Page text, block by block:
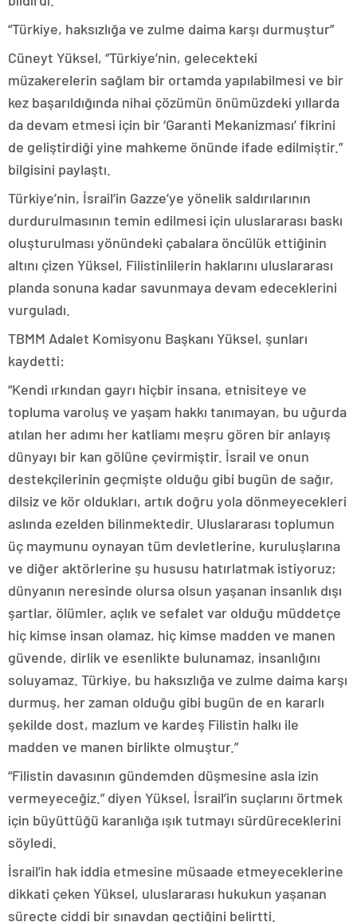
“Türkiye, haksızlığa ve zulme daima karşı durmuştur”
Cüneyt Yüksel, “Türkiye’nin, gelecekteki
müzakerelerin sağlam bir ortamda yapılabilmesi ve bir
kez başarıldığında nihai çözümün önümüzdeki yıllarda
da devam etmesi için bir ‘Garanti Mekanizması’ fikrini
de geliştirdiği yine mahkeme önünde ifade edilmiştir.”
bilgisini paylaştı.
Türkiye’nin, İsrail’in Gazze’ye yönelik saldırılarının
durdurulmasının temin edilmesi için uluslararası baskı
oluşturulması yönündeki çabalara öncülük ettiğinin
altını çizen Yüksel, Filistinlilerin haklarını uluslararası
planda sonuna kadar savunmaya devam edeceklerini
vurguladı.
TBMM Adalet Komisyonu Başkanı Yüksel, şunları
kaydetti:
“Kendi ırkından gayrı hiçbir insana, etnisiteye ve
topluma varoluş ve yaşam hakkı tanımayan, bu uğurda
atılan her adımı her katliamı meşru gören bir anlayış
dünyayı bir kan gölüne çevirmiştir. İsrail ve onun
destekçilerinin geçmişte olduğu gibi bugün de sağır,
dilsiz ve kör oldukları, artık doğru yola dönmeyecekleri
aslında ezelden bilinmektedir. Uluslararası toplumun
üç maymunu oynayan tüm devletlerine, kuruluşlarına
ve diğer aktörlerine şu hususu hatırlatmak istiyoruz;
dünyanın neresinde olursa olsun yaşanan insanlık dışı
şartlar, ölümler, açlık ve sefalet var olduğu müddetçe
hiç kimse insan olamaz, hiç kimse madden ve manen
güvende, dirlik ve esenlikte bulunamaz, insanlığını
soluyamaz. Türkiye, bu haksızlığa ve zulme daima karşı
durmuş, her zaman olduğu gibi bugün de en kararlı
şekilde dost, mazlum ve kardeş Filistin halkı ile
madden ve manen birlikte olmuştur.”
“Filistin davasının gündemden düşmesine asla izin
vermeyeceğiz.” diyen Yüksel, İsrail’in suçlarını örtmek
için büyüttüğü karanlığa ışık tutmayı sürdüreceklerini
söyledi.
İsrail’in hak iddia etmesine müsaade etmeyeceklerine
dikkati çeken Yüksel, uluslararası hukukun yaşanan
süreçte ciddi bir sınavdan geçtiğini belirtti.